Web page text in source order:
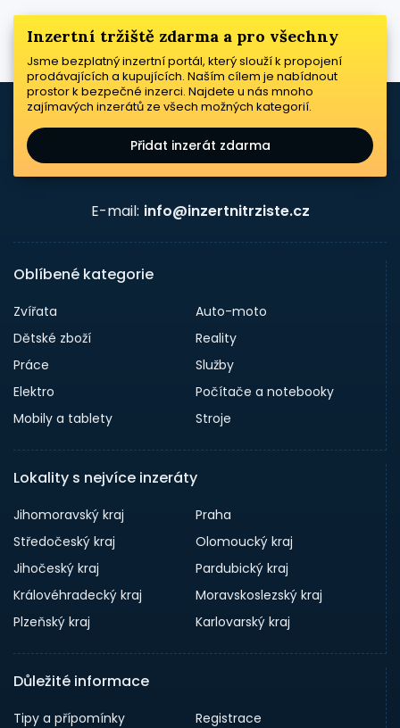
Inzertní tržiště zdarma a pro všechny
Jsme bezplatný inzertní portál, který slouží k propojení
prodávajících a kupujících. Naším cílem je nabídnout
prostor k bezpečné inzerci. Najdete u nás mnoho
zajímavých inzerátů ze všech možných kategorií.
Přidat inzerát zdarma
E-mail: info@inzertnitrziste.cz
Oblíbené kategorie
Zvířata
Auto-moto
Dětské zboží
Reality
Práce
Služby
Elektro
Počítače a notebooky
Mobily a tablety
Stroje
Lokality s nejvíce inzeráty
Jihomoravský kraj
Praha
Středočeský kraj
Olomoucký kraj
Jihočeský kraj
Pardubický kraj
Královéhradecký kraj
Moravskoslezský kraj
Plzeňský kraj
Karlovarský kraj
Důležité informace
Tipy a přípomínky
Registrace